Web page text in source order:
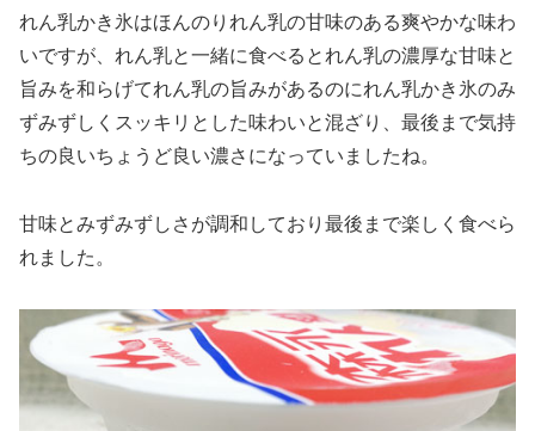
れん乳かき氷はほんのりれん乳の甘味のある爽やかな味わ
いですが、れん乳と一緒に食べるとれん乳の濃厚な甘味と
旨みを和らげてれん乳の旨みがあるのにれん乳かき氷のみ
ずみずしくスッキリとした味わいと混ざり、最後まで気持
ちの良いちょうど良い濃さになっていましたね。
甘味とみずみずしさが調和しており最後まで楽しく食べら
れました。